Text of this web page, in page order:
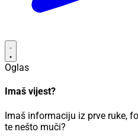
Oglas
Imaš vijest?
Imaš informaciju iz prve ruke,
te nešto muči?